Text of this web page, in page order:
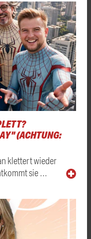
(ACHTUNG:
klettert wieder
sie …